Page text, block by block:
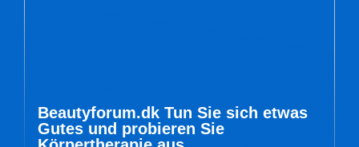
Beautyforum.dk Tun Sie sich etwas
Gutes und probieren Sie